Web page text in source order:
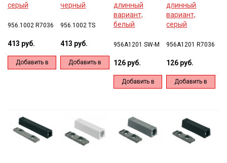
серый
956.1002 R7036
413 руб.
Добавить в
черный
956.1002 TS
413 руб.
Добавить в
длинный
вариант,
белый
956A1201 SW-M
126 руб.
Добавить в
длинный
вариант,
серый
956A1201 R7036
126 руб.
Добавить в